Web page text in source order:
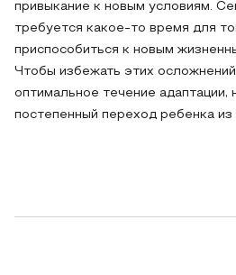
привыкание к новым условиям.
требуется какое-то время для
приспособиться к новым
Чтобы избежать этих
оптимальное течение адаптации,
постепенный переход ребенка